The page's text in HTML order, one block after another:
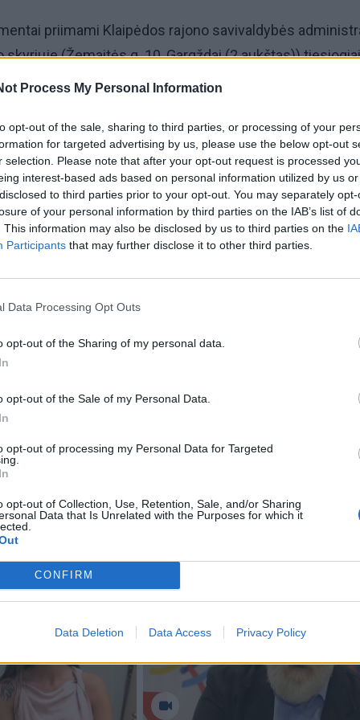
Process My Personal Information
opt-out of the sale, sharing to third parties, or processing of your
for targeted advertising by us, please use the below opt-out
selection. Please note that after your opt-out request is processed
interest-based ads based on personal information utilized by us
to third parties prior to your opt-out. You may separately
of your personal information by third parties on the IAB’s list of
This information may also be disclosed by us to third parties on the
Participants that may further disclose it to other third parties.
Data Processing Opt Outs
opt-out of the Sharing of my personal data.
opt-out of the Sale of my Personal Data.
opt-out of processing my Personal Data for Targeted
opt-out of Collection, Use, Retention, Sale, and/or Sharing
Data that Is Unrelated with the Purposes for which it
CONFIRM
Data Deletion Data Access Privacy Policy
priimami Klaipėdos rajono savivaldybės
skyriuje (Žemaitės g. 10, Gargždai (2 aukštas))
raimonda.sodeike@klaipedos-r.lt
m. rugsėjo 8 d.
pareigybės funkcijas, dokumentų teikimo ir
Savivaldybės interneto svetainėjewww.klaipedos-
„Darbo pasiūlymai“.
administracijos Teisės ir personalo skyriuje
(2 aukštas)), tel. 0 615 19276, el. paštu
administracijos Švietimo ir sporto skyriuje
(225 kab.)), tel. 0 616 83 363, el. paštu
r.lt